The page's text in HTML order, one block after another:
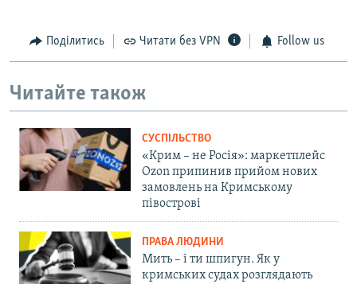
Поділитись Читати без VPN Follow us
Читайте також
СУСПІЛЬСТВО
«Крим – не Росія»: маркетплейс
Ozon припинив прийом нових
замовлень на Кримському
півострові
ПРАВА ЛЮДИНИ
Мить – і ти шпигун. Як у
кримських судах розглядають